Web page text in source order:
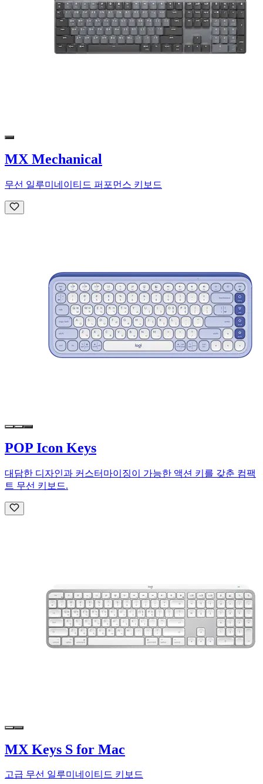
MX Mechanical
무선 일루미네이티드 퍼포먼스 키보드
POP Icon Keys
대담한 디자인과 커스터마이징이 가능한 액션 키를 갖춘 컴팩
트 무선 키보드.
MX Keys S for Mac
고급 무선 일루미네이티드 키보드